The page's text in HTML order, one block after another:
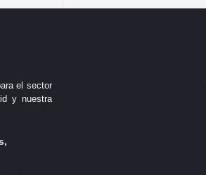
el sector
y nuestra